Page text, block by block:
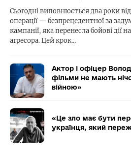
Сьогодні виповнюється два роки
операції — безпрецедентної за
кампанії, яка перенесла бойові дії
агресора. Цей крок…
Актор і офіцер
фільми не мають
війною»
«Це зло має бути
українця, який